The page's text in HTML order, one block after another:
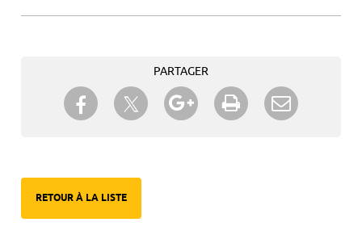
PARTAGER
Partager sur Facebook
Partager sur TwitterPartager sur Google+
Imprimer
RETOUR À LA LISTE